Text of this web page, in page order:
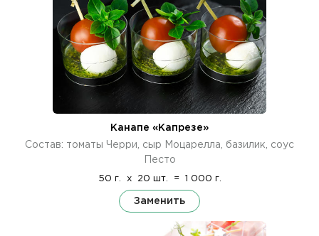
Канапе «Капрезе»
Состав: томаты Черри, сыр Моцарелла, базилик, соус
Песто
50 г. x 20 шт. = 1 000 г.
Заменить